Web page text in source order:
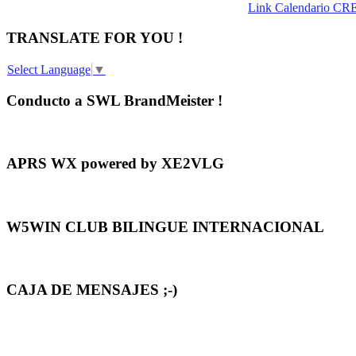
Link Calendario
TRANSLATE FOR YOU !
Select Language ▼
Conducto a SWL BrandMeister !
APRS WX powered by XE2VLG
W5WIN CLUB BILINGUE INTERNACIONAL
CAJA DE MENSAJES ;-)